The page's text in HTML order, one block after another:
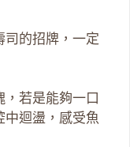
司的招牌，一定
若是能夠一口
中迴盪，感受魚